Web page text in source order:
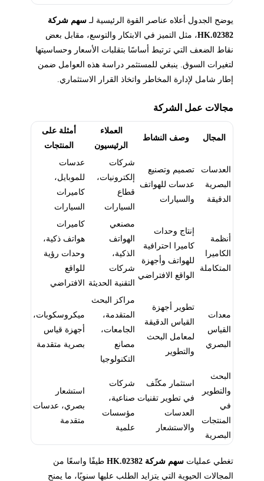
يوضح الجدول أعلاه عناصر القوة الرئيسية لـسهم شركة
02382.HK
، مثل التميز في الابتكار والتوسع، مقابل بعض
نقاط الضعف التي ترتبط أساسًا بتقلبات الأسعار وحساسيتها
لتغيرات السوق. ينبغي للمستثمر دراسة هذه العوامل ضمن
إطار شامل لإدارة المخاطر واتخاذ القرار الاستثماري.
مجالات عمل الشركة
المجال وصف النشاط
العملاء
الرئيسيون
أمثلة على
المنتجات
العدسات
البصرية
الدقيقة
تصميم وتصنيع
عدسات للهواتف
والسيارات
شركات
إلكترونيات،
قطاع
السيارات
عدسات
للموبايل،
كاميرات
السيارات
أنظمة
الكاميرا
المتكاملة
إنتاج وحدات
كاميرا احترافية
للهواتف وأجهزة
الواقع الافتراضي
مصنعي
الهواتف
الذكية،
شركات
التقنية الحديثة
كاميرات
هواتف ذكية،
وحدات رؤية
للواقع
الافتراضي
معدات
القياس
البصري
تطوير أجهزة
القياس الدقيقة
لمعامل البحث
والتطوير
مراكز البحث
المتقدمة،
الجامعات،
مصانع
التكنولوجيا
ميكروسكوبات،
أجهزة قياس
بصرية متقدمة
البحث
والتطوير
في
المنتجات
البصرية
استثمار مكثّف
في تطوير تقنيات
العدسات
والاستشعار
شركات
صناعية،
مؤسسات
علمية
استشعار
بصري، عدسات
متقدمة
تغطي عمليات سهم شركة 02382.HK
طيفًا واسعًا من
المجالات الحيوية التي يتزايد الطلب عليها سنويًا، ما يمنح